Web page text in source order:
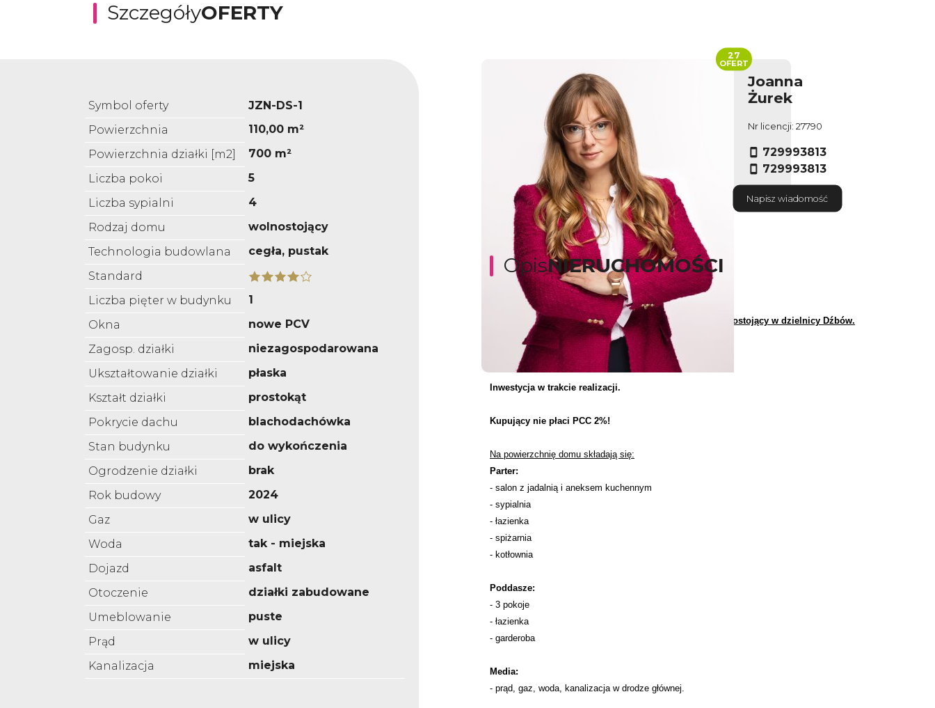
SzczegółyOFERTY
Symbol oferty
JZN-DS-1
Powierzchnia
110,00 m²
Powierzchnia działki [m2]
700 m²
Liczba pokoi
5
Liczba sypialni
4
Rodzaj domu
wolnostojący
Technologia budowlana
cegła, pustak
Standard
Liczba pięter w budynku
1
Okna
nowe PCV
Zagosp. działki
niezagospodarowana
Ukształtowanie działki
płaska
Kształt działki
prostokąt
Pokrycie dachu
blachodachówka
Stan budynku
do wykończenia
Ogrodzenie działki
brak
Rok budowy
2024
Gaz
w ulicy
Woda
tak - miejska
Dojazd
asfalt
Otoczenie
działki zabudowane
Umeblowanie
puste
Prąd
w ulicy
Kanalizacja
miejska
Joanna
Żurek
Nr licencji: 27790
729993813
729993813
Napisz wiadomość
27
OFERT
OpisNIERUCHOMOŚCI
NEO Nieruchomości przedstawia na sprzedaż dom wolnostojący w dzielnicy Dźbów.
Dom o powierzchni 110 m2 usytuowany na działce 700 m2
Inwestycja w trakcie realizacji.
Kupujący nie płaci PCC 2%!
Na powierzchnię domu składają się:
Parter:
- salon z jadalnią i aneksem kuchennym
- sypialnia
- łazienka
- spiżarnia
- kotłownia
Poddasze:
- 3 pokoje
- łazienka
- garderoba
Media:
- prąd, gaz, woda, kanalizacja w drodze głównej.